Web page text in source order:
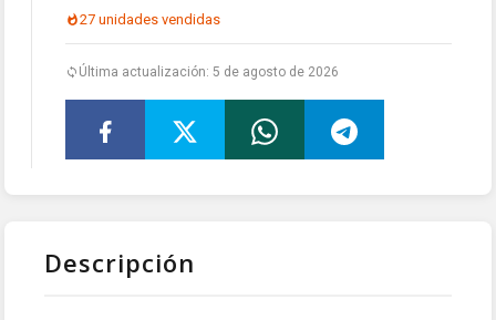
27 unidades vendidas
Última actualización: 5 de agosto de 2026
Descripción